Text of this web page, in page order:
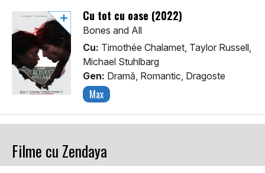
Cu tot cu oase (2022)
Bones and All
Cu: Timothée Chalamet, Taylor Russell,
Michael Stuhlbarg
Gen: Dramă, Romantic, Dragoste
Max
Filme cu Zendaya